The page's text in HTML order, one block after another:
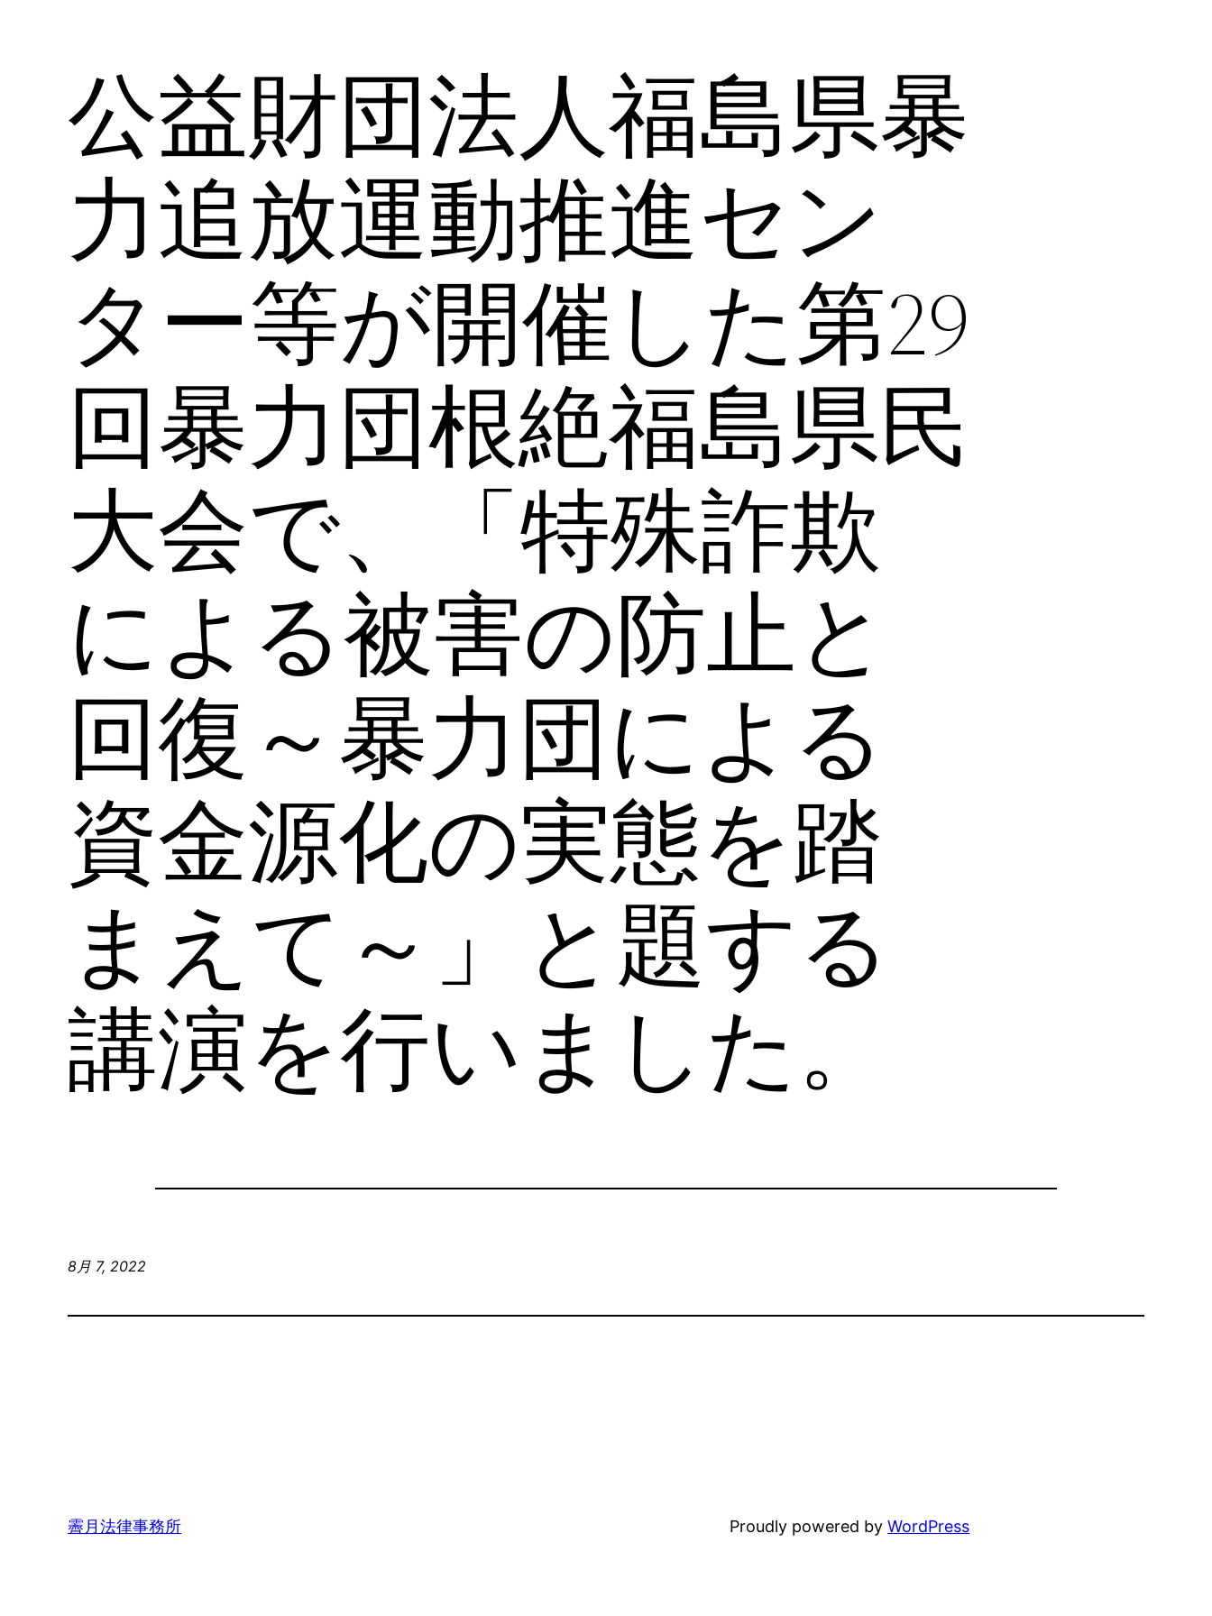
公益財団法人福島県暴
力追放運動推進セン
ター等が開催した第29
回暴力団根絶福島県民
大会で、「特殊詐欺
による被害の防止と
回復～暴力団による
資金源化の実態を踏
まえて～」と題する
講演を行いました。
8月 7, 2022
霽月法律事務所 Proudly powered byWordPress